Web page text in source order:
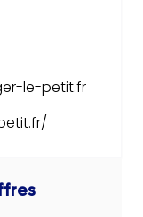
le-petit.fr